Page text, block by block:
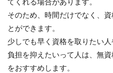
てくれる場合があります。
そのため、時間だけでなく、
とができます。
少しでも早く資格を取りたい
負担を抑えたいって人は、無
をおすすめします。